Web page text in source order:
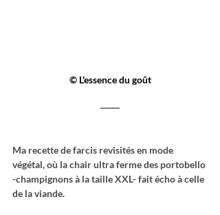
© L'essence du goût
Ma recette de farcis revisités en mode
végétal, où la chair ultra ferme des portobello
-champignons à la taille XXL- fait écho à celle
de la viande.